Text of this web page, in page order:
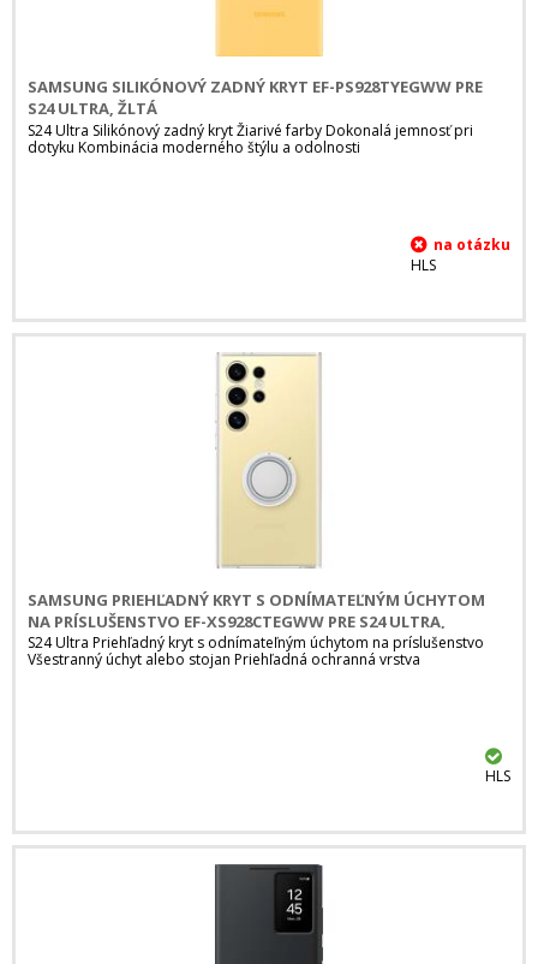
SAMSUNG SILIKÓNOVÝ ZADNÝ KRYT EF-PS928TYEGWW PRE
S24 ULTRA, ŽLTÁ
S24 Ultra Silikónový zadný kryt Žiarivé farby Dokonalá jemnosť pri
dotyku Kombinácia moderného štýlu a odolnosti
HLS
SAMSUNG PRIEHĽADNÝ KRYT S ODNÍMATEĽNÝM ÚCHYTOM
NA PRÍSLUŠENSTVO EF-XS928CTEGWW PRE S24 ULTRA,
PRIEHĽADNÁ
S24 Ultra Priehľadný kryt s odnímateľným úchytom na príslušenstvo
Všestranný úchyt alebo stojan Priehľadná ochranná vrstva
HLS